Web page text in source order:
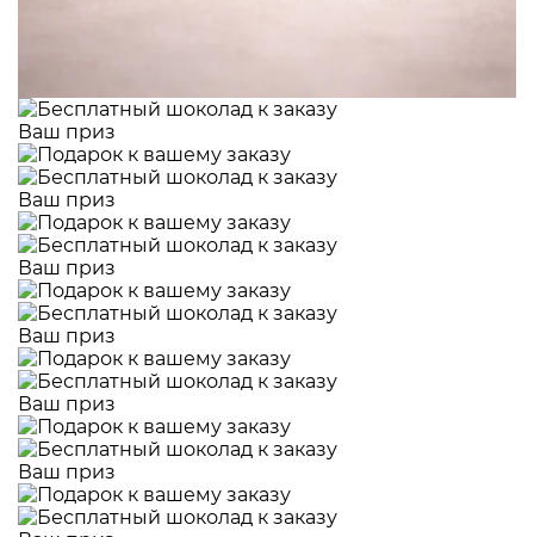
Ваш приз
Ваш приз
Ваш приз
Ваш приз
Ваш приз
Ваш приз